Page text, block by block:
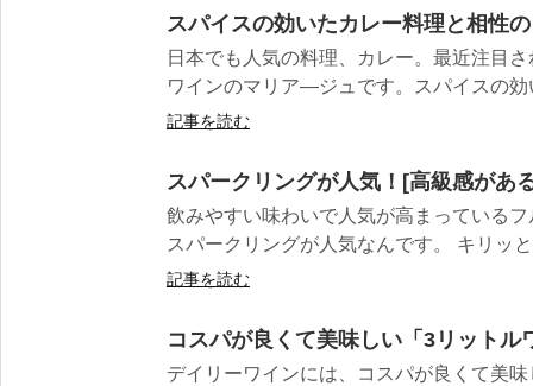
スパイスの効いたカレー料理と相性
日本でも人気の料理、カレー。最近注目
ワインのマリア―ジュです。スパイスの
記事を読む
スパークリングが人気！[高級感があ
飲みやすい味わいで人気が高まっている
スパークリングが人気なんです。 キリッ
記事を読む
コスパが良くて美味しい「3リットル
デイリーワインには、コスパが良くて美